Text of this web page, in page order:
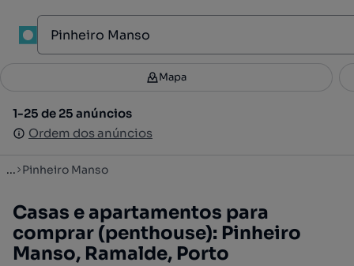
Filtros 2
1-25 de 25 anúncios
Ordem dos anúncios
Mapa
1-25 de 25 anúncios
Ordem dos anúncios
... Pinheiro Manso
Casas e apartamentos para
comprar (penthouse): Pinheiro
Manso, Ramalde, Porto